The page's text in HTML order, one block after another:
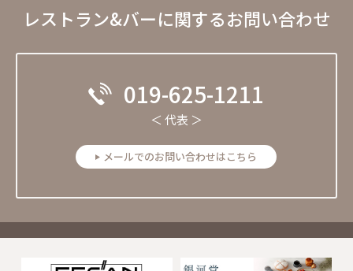
レストラン&バーに関するお問い合わせ
019-625-1211
＜ 代表 ＞
メールでのお問い合わせはこちら